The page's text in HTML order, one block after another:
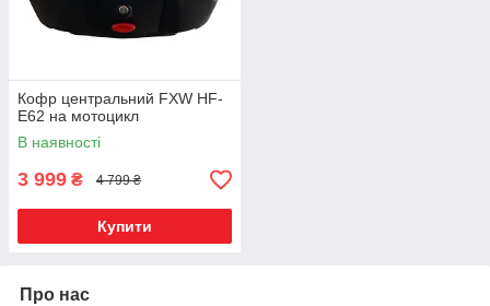
Кофр центральний FXW HF-
E62 на мотоцикл
В наявності
3 999 ₴ 4 799 ₴
Купити
Про нас